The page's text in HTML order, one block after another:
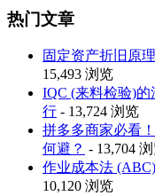
热门文章
固定资产折旧原
15,493 浏览
IQC (来料检验)
行 - 13,724 浏览
拼多多商家必看
何避？ - 13,704
作业成本法
10,120 浏览